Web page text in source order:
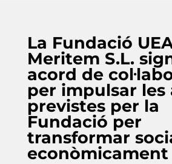
La Fundació
Meritem S.L.
acord de
per impulsar les
previstes per la
Fundació per
transformar
econòmicament